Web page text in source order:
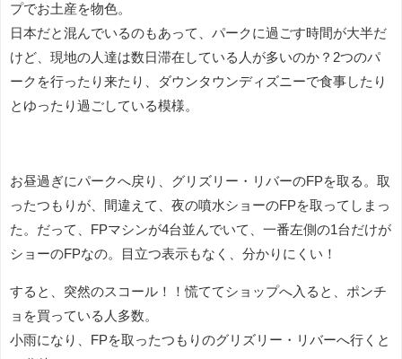
プでお土産を物色。
日本だと混んでいるのもあって、パークに過ごす時間が大半だ
けど、現地の人達は数日滞在している人が多いのか？2つのパ
ークを行ったり来たり、ダウンタウンディズニーで食事したり
とゆったり過ごしている模様。
お昼過ぎにパークへ戻り、グリズリー・リバーのFPを取る。取
ったつもりが、間違えて、夜の噴水ショーのFPを取ってしまっ
た。だって、FPマシンが4台並んでいて、一番左側の1台だけが
ショーのFPなの。目立つ表示もなく、分かりにくい！
すると、突然のスコール！！慌ててショップへ入ると、ポンチ
ョを買っている人多数。
小雨になり、FPを取ったつもりのグリズリー・リバーへ行くと